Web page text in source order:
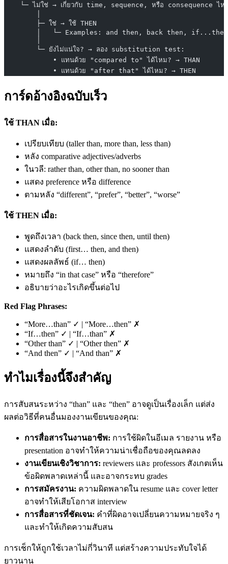
└─ ไม่ใช่ → เกี่ยวกับ time, sequence, หรือ consequence ไห
        ├─ ใช่ → ใช้ THEN
        │   └─ Examples: and then, back then, if...then
        └─ ยังไม่แน่ใจ? → ลอง substitution test:
            • แทนด้วย "compared to" ได้ไหม? → THAN
            • แทนด้วย "after that" ได้ไหม? → THEN
การ์ดอ้างอิงฉบับเร็ว
ใช้ THAN เมื่อ:
เปรียบเทียบ (taller than, more than, less than)
หลัง comparative adjectives/adverbs
ในวลี: rather than, other than, no sooner than
แสดง preference หรือ difference
ตามหลัง “different”, “prefer”, “better”, “worse”
ใช้ THEN เมื่อ:
พูดถึงเวลา (back then, since then, until then)
แสดงลำดับ (first… then, and then)
แสดงผลลัพธ์ (if… then)
หมายถึง “in that case” หรือ “therefore”
อธิบายว่าอะไรเกิดขึ้นต่อไป
Red Flag Phrases:
“More…than” ✓ | “More…then” ✗
“If…then” ✓ | “If…than” ✗
“Other than” ✓ | “Other then” ✗
“And then” ✓ | “And than” ✗
ทำไมเรื่องนี้จึงสำคัญ
การสับสนระหว่าง “than” และ “then” อาจดูเป็นเรื่องเล็ก แต่ส่ง
ผลต่อวิธีที่คนอื่นมองงานเขียนของคุณ:
การสื่อสารในงานอาชีพ: การใช้ผิดในอีเมล รายงาน หรือ
presentation อาจทำให้ความน่าเชื่อถือของคุณลดลง
งานเขียนเชิงวิชาการ: reviewers และ professors สังเกตเห็น
ข้อผิดพลาดเหล่านี้ และอาจกระทบ grades
การสมัครงาน: ความผิดพลาดใน resume และ cover letter
อาจทำให้เสียโอกาส interview
การสื่อสารที่ชัดเจน: คำที่ผิดอาจเปลี่ยนความหมายจริง ๆ
และทำให้เกิดความสับสน
การเช็กให้ถูกใช้เวลาไม่กี่วินาที แต่สร้างความประทับใจได้
ยาวนาน